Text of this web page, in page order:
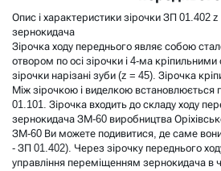
Опис і характеристики зірочки ЗП 01.402
зернокидача
Зірочка ходу переднього являє собою
отвором по осі зірочки і 4-ма
зірочки нарізані зуби (z = 45). Зірочка
Між зірочкою і виделкою встановлюється
01.101. Зірочка входить до складу ходу
зернокидача ЗМ-60 виробництва
ЗМ-60 Ви можете подивитися, де саме
- ЗП 01.402). Через зірочку переднього
управління переміщенням зернокидача в